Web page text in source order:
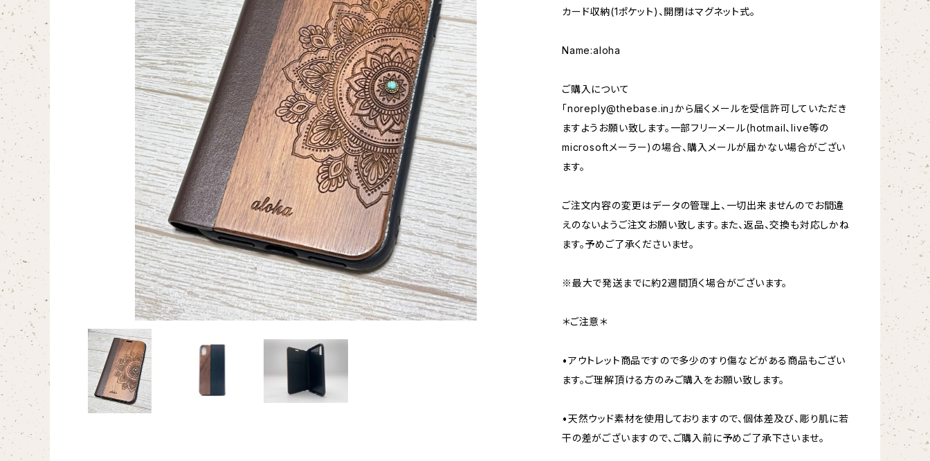
カード収納(1ポケット)、開閉はマグネット式。
Name:aloha
ご購入について
「noreply@thebase.in 」から届くメールを受信許可していただき
ますようお願い致します。一部フリーメール(hotmail、live等の
microsoftメーラー)の場合、購入メールが届かない場合がござい
ます。
ご注文内容の変更はデータの管理上、一切出来ませんのでお間違
えのないようご注文お願い致します。また、返品、交換も対応しかね
ます。予めご了承くださいませ。
※最大で発送までに約2週間頂く場合がございます。
＊ご注意＊
•アウトレット商品ですので多少のすり傷などがある商品もござい
ます。ご理解頂ける方のみご購入をお願い致します。
•天然ウッド素材を使用しておりますので、個体差及び、彫り肌に若
干の差がございますので、ご購入前に予めご了承下さいませ。